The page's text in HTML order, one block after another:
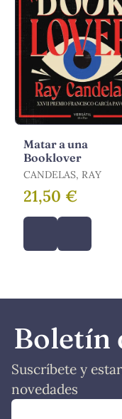
Matar a una
Booklover
CANDELAS, RAY
21,50 €
Boletín
Suscríbete y
novedades